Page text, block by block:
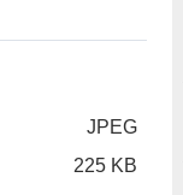
JPEG
225 KB